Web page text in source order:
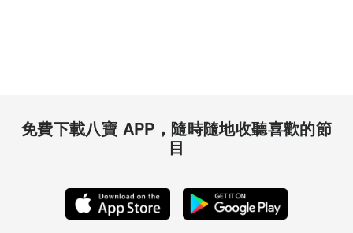
免費下載八寶 APP，隨時隨地收聽喜歡的節
目